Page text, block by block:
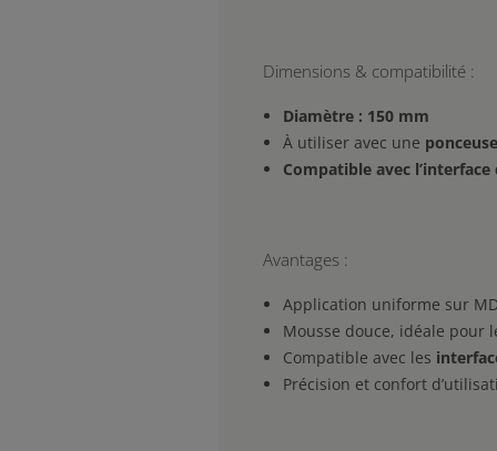
Dimensions & compatibilité :
Diamètre : 150 mm
À utiliser avec une
Compatible avec
Avantages :
Application uniforme sur
Mousse douce, idéale pour
Compatible avec les
Précision et confort